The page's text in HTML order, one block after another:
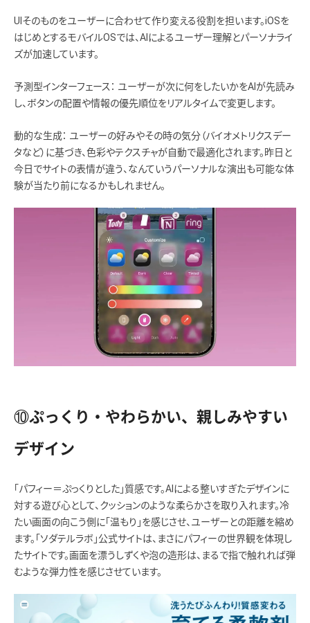
UIそのものをユーザーに合わせて作り変える役割を担います。iOSを
はじめとするモバイルOSでは、AIによるユーザー理解とパーソナライ
ズが加速しています。
予測型インターフェース： ユーザーが次に何をしたいかをAIが先読み
し、ボタンの配置や情報の優先順位をリアルタイムで変更します。
動的な生成： ユーザーの好みやその時の気分（バイオメトリクスデー
タなど）に基づき、色彩やテクスチャが自動で最適化されます。昨日と
今日でサイトの表情が違う、なんていうパーソナルな演出も可能な体
験が当たり前になるかもしれません。
⑩ぷっくり・やわらかい、親しみやすい
デザイン
「パフィー＝ぷっくりとした」質感です。AIによる整いすぎたデザインに
対する遊び心として、クッションのような柔らかさを取り入れます。冷
たい画面の向こう側に「温もり」を感じさせ、ユーザーとの距離を縮め
ます。「ソダテルラボ」公式サイトは、まさにパフィーの世界観を体現し
たサイトです。画面を漂うしずくや泡の造形は、まるで指で触れれば弾
むような弾力性を感じさせています。